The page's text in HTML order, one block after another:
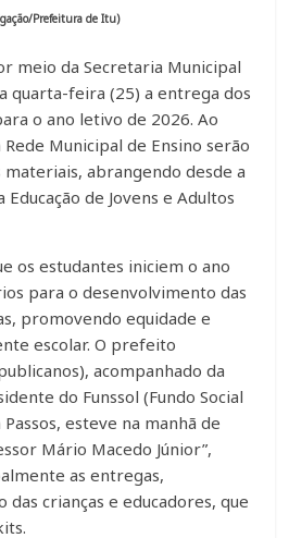
Prefeitura de Itu)
meio da Secretaria Municipal
quarta-feira (25) a entrega dos
o ano letivo de 2026. Ao
Municipal de Ensino serão
abrangendo desde a
de Jovens e Adultos
os estudantes iniciem o ano
para o desenvolvimento das
promovendo equidade e
escolar. O prefeito
acompanhado da
do Funssol (Fundo Social
esteve na manhã de
Mário Macedo Júnior”,
as entregas,
das crianças e educadores, que